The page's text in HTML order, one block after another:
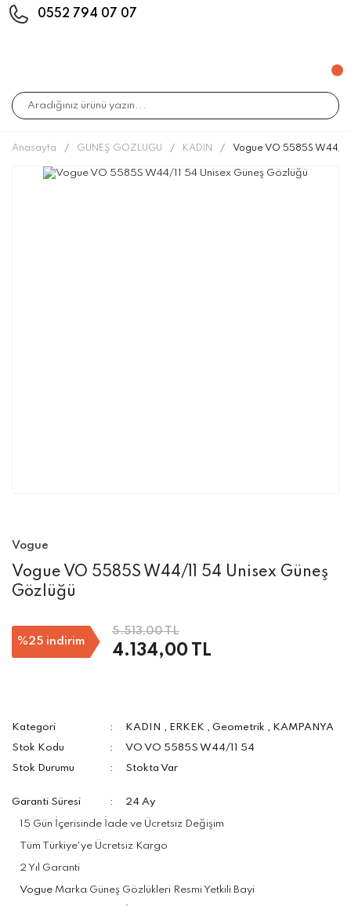
0552 794 07 07
Anasayfa GÜNEŞ GÖZLÜĞÜ KADIN Vogue VO 5585S W44/
Vogue
Vogue VO 5585S W44/11 54 Unisex Güneş
Gözlüğü
%25 indirim
5.513,00 TL
4.134,00 TL
Kategori KADIN , ERKEK ,Geometrik , KAMPANYA
Stok Kodu
VO VO 5585S W44/11 54
Stok Durumu
Stokta Var
Garanti Süresi 24 Ay
15 Gün İçerisinde İade ve Ücretsiz Değişim
Tüm Türkiye'ye Ücretsiz Kargo
2 Yıl Garanti
Vogue Marka Güneş Gözlükleri Resmi Yetkili Bayi